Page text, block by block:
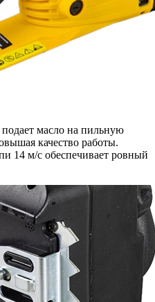
масло на пильную
качество работы.
14 м/с обеспечивает ровный